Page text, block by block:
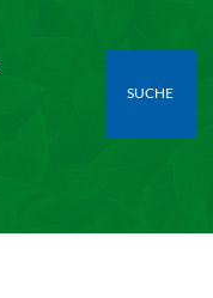
SUCHE